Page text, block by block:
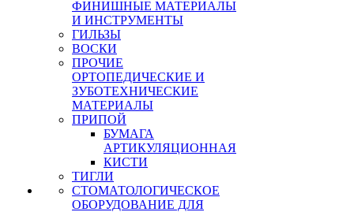
ФИНИШНЫЕ МАТЕРИАЛЫ
И ИНСТРУМЕНТЫ
ГИЛЬЗЫ
ВОСКИ
ПРОЧИЕ
ОРТОПЕДИЧЕСКИЕ И
ЗУБОТЕХНИЧЕСКИЕ
МАТЕРИАЛЫ
ПРИПОЙ
БУМАГА
АРТИКУЛЯЦИОННАЯ
КИСТИ
ТИГЛИ
СТОМАТОЛОГИЧЕСКОЕ
ОБОРУДОВАНИЕ ДЛЯ